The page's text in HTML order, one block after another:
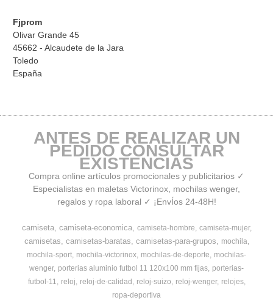
Fjprom
Olivar Grande 45
45662 - Alcaudete de la Jara
Toledo
España
ANTES DE REALIZAR UN
PEDIDO CONSULTAR
EXISTENCIAS
Compra online artículos promocionales y publicitarios ✓
Especialistas en maletas Victorinox, mochilas wenger,
regalos y ropa laboral ✓ ¡EnvÍos 24-48H!
camiseta camiseta-economica camiseta-hombre camiseta-mujer
camisetas camisetas-baratas camisetas-para-grupos
mochila
mochila-sport mochila-victorinox mochilas-de-deporte
mochilas-
wenger porterias aluminio futbol 11 120x100 mm fijas porterias-
futbol-11
reloj reloj-de-calidad reloj-suizo reloj-wenger
relojes
ropa-deportiva